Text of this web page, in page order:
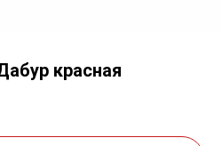
красная